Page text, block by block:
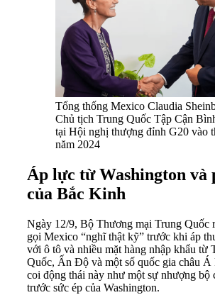
Tổng thống Mexico Claudia
Chủ tịch Trung Quốc Tập Cận
tại Hội nghị thượng đỉnh G20 vào
năm 2024
Áp lực từ Washington và
của Bắc Kinh
Ngày 12/9, Bộ Thương mại Trung Quốc
gọi Mexico “nghĩ thật kỹ” trước khi áp
với ô tô và nhiều mặt hàng nhập khẩu từ
Quốc, Ấn Độ và một số quốc gia châu Á
coi động thái này như một sự nhượng bộ
trước sức ép của Washington.